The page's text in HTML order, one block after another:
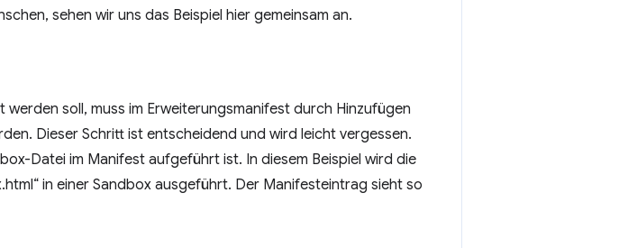
sehen wir uns das Beispiel hier gemeinsam an.
soll, muss im Erweiterungsmanifest durch Hinzufügen
Dieser Schritt ist entscheidend und wird leicht vergessen.
Datei im Manifest aufgeführt ist. In diesem Beispiel wird die
in einer Sandbox ausgeführt. Der Manifesteintrag sieht so